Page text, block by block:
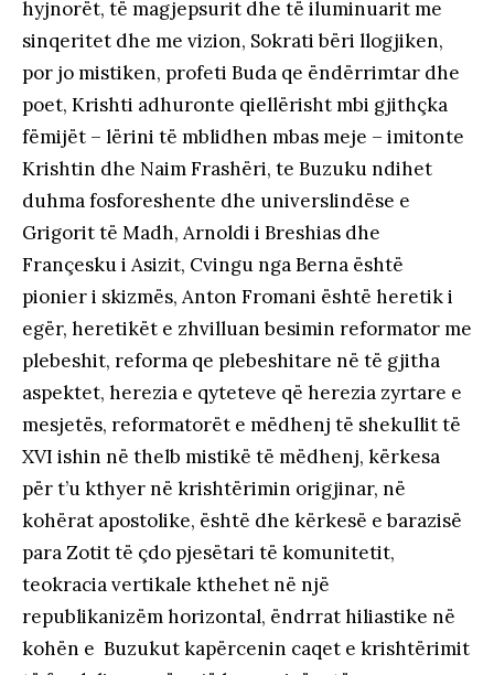
hyjnorët, të magjepsurit dhe të iluminuarit me
sinqeritet dhe me vizion, Sokrati bëri llogjiken,
por jo mistiken, profeti Buda qe ëndërrimtar dhe
poet, Krishti adhuronte qiellërisht mbi gjithçka
fëmijët – lërini të mblidhen mbas meje – imitonte
Krishtin dhe Naim Frashëri, te Buzuku ndihet
duhma fosforeshente dhe universlindëse e
Grigorit të Madh, Arnoldi i Breshias dhe
Françesku i Asizit, Cvingu nga Berna është
pionier i skizmës, Anton Fromani është heretik i
egër, heretikët e zhvilluan besimin reformator me
plebeshit, reforma qe plebeshitare në të gjitha
aspektet, herezia e qyteteve që herezia zyrtare e
mesjetës, reformatorët e mëdhenj të shekullit të
XVI ishin në thelb mistikë të mëdhenj, kërkesa
për t’u kthyer në krishtërimin origjinar, në
kohërat apostolike, është dhe kërkesë e barazisë
para Zotit të çdo pjesëtari të komunitetit,
teokracia vertikale kthehet në një
republikanizëm horizontal, ëndrrat hiliastike në
kohën e Buzukut kapërcenin caqet e krishtërimit